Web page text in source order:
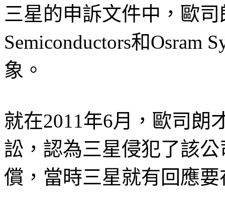
三星的申訴文件中，歐司
Semiconductors和Osram
象。
就在2011年6月，歐司朗
訟，認為三星侵犯了該
償，當時三星就有回應